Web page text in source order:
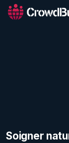
Soigner